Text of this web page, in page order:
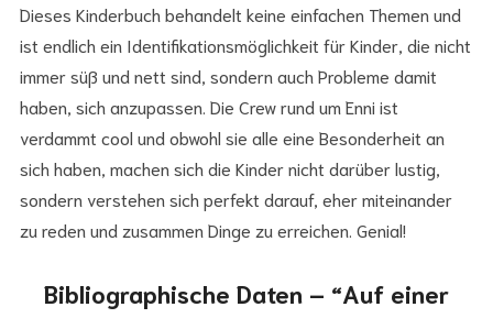
Dieses Kinderbuch behandelt keine einfachen Themen und
ist endlich ein Identifikationsmöglichkeit für Kinder, die nicht
immer süß und nett sind, sondern auch Probleme damit
haben, sich anzupassen. Die Crew rund um Enni ist
verdammt cool und obwohl sie alle eine Besonderheit an
sich haben, machen sich die Kinder nicht darüber lustig,
sondern verstehen sich perfekt darauf, eher miteinander
zu reden und zusammen Dinge zu erreichen. Genial!
Bibliographische Daten – “Auf einer